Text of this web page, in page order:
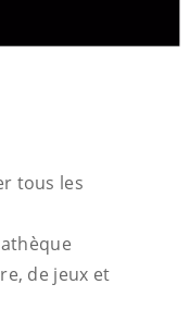
tous les
de jeux et